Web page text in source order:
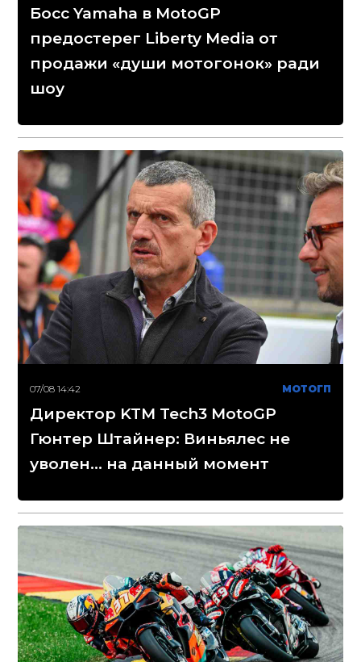
Босс Yamaha в MotoGP
предостерег Liberty Media от
продажи «души мотогонок» ради
шоу
07/08 14:42 МОТОГП
Директор KTM Tech3 MotoGP
Гюнтер Штайнер: Виньялес не
уволен... на данный момент